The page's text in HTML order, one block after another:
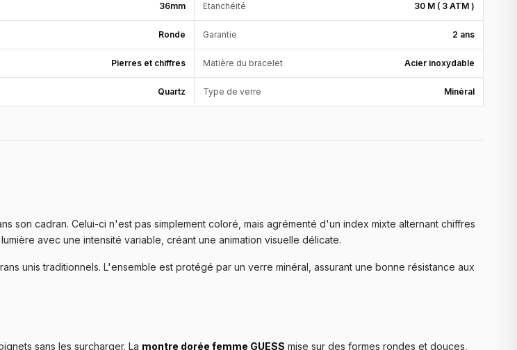
36mm Etanchéité 30 M ( 3 ATM )
Ronde Garantie 2 ans
Pierres et chiffres Matière du bracelet Acier inoxydable
Quartz Type de verre Minéral
son cadran. Celui-ci n'est pas simplement coloré, mais agrémenté d'un index mixte alternant chiffres
avec une intensité variable, créant une animation visuelle délicate.
unis traditionnels. L'ensemble est protégé par un verre minéral, assurant une bonne résistance aux
sans les surcharger. La montre dorée femme GUESS mise sur des formes rondes et douces,